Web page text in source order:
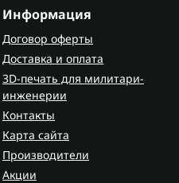
Информация
Договор оферты
Доставка и оплата
3D-печать для милитари-
инженерии
Контакты
Карта сайта
Производители
Акции